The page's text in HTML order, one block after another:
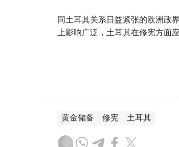
同土耳其关系日益紧张的欧洲政
上影响广泛，土耳其在修宪方面
黄金储备 修宪 土耳其